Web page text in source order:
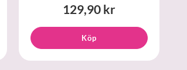
129,90 kr
Köp